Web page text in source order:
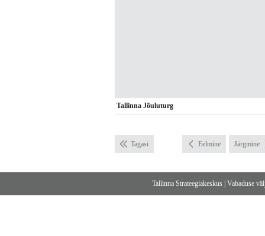
Tallinna Jõuluturg
Tagasi Eelmine Järgmine
Tallinna Strateegiakeskus Vabaduse